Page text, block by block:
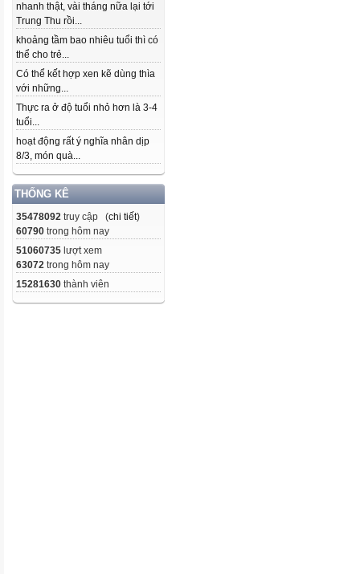
nhanh thật, vài tháng nữa lại tới
Trung Thu rồi...
khoảng tầm bao nhiêu tuổi thì có
thể cho trẻ...
Có thể kết hợp xen kẽ dùng thìa
với những...
Thực ra ở độ tuổi nhỏ hơn là 3-4
tuổi...
hoạt động rất ý nghĩa nhân dịp
8/3, món quà...
THỐNG KÊ
35478092 truy cập (chi tiết)
60790 trong hôm nay
51060735 lượt xem
63072 trong hôm nay
15281630 thành viên